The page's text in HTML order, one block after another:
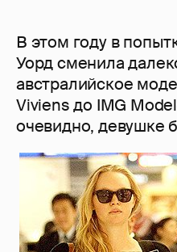
В этом году в
Уорд сменила
австралийское
Viviens до IMG
очевидно, девушке